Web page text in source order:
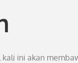
ini akan